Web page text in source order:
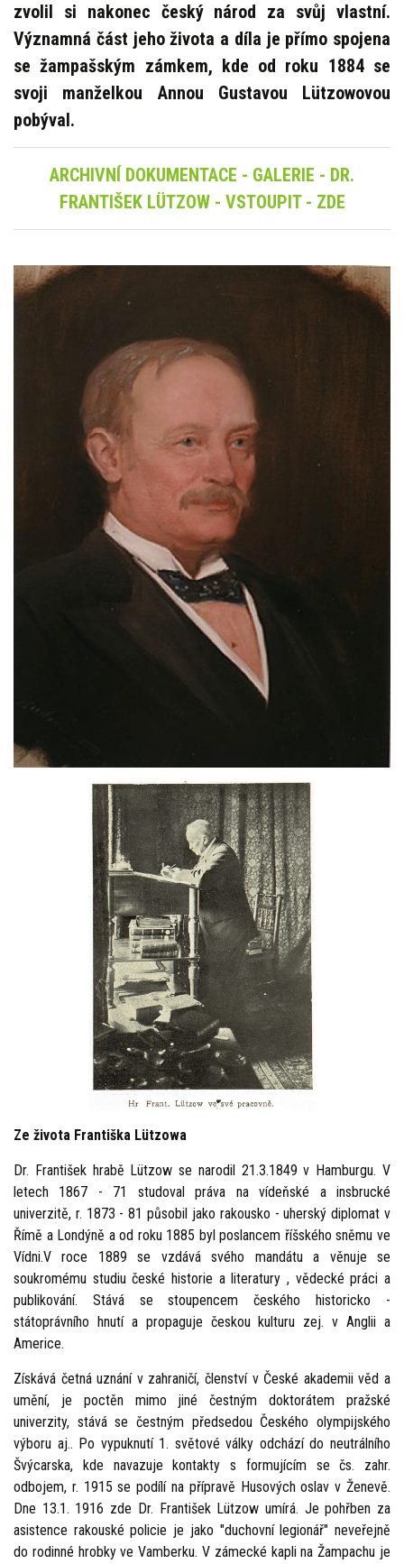
zvolil si nakonec český národ za svůj vlastní.
Významná část jeho života a díla je přímo spojena
se žampašským zámkem, kde od roku 1884 se
svoji manželkou Annou Gustavou Lützowovou
pobýval.
ARCHIVNÍ DOKUMENTACE - GALERIE - DR.
FRANTIŠEK LÜTZOW - VSTOUPIT - ZDE
Ze života Františka Lützowa
Dr. František hrabě Lützow se narodil 21.3.1849 v Hamburgu. V
letech 1867 - 71 studoval práva na vídeňské a insbrucké
univerzitě, r. 1873 - 81 působil jako rakousko - uherský diplomat v
Římě a Londýně a od roku 1885 byl poslancem říšského sněmu ve
Vídni.V roce 1889 se vzdává svého mandátu a věnuje se
soukromému studiu české historie a literatury , vědecké práci a
publikování. Stává se stoupencem českého historicko -
státoprávního hnutí a propaguje českou kulturu zej. v Anglii a
Americe.
Získává četná uznání v zahraničí, členství v České akademii věd a
umění, je poctěn mimo jiné čestným doktorátem pražské
univerzity, stává se čestným předsedou Českého olympijského
výboru aj.. Po vypuknutí 1. světové války odchází do neutrálního
Švýcarska, kde navazuje kontakty s formujícím se čs. zahr.
odbojem, r. 1915 se podílí na přípravě Husových oslav v Ženevě.
Dne 13.1. 1916 zde Dr. František Lützow umírá. Je pohřben za
asistence rakouské policie je jako "duchovní legionář" neveřejně
do rodinné hrobky ve Vamberku. V zámecké kapli na Žampachu je